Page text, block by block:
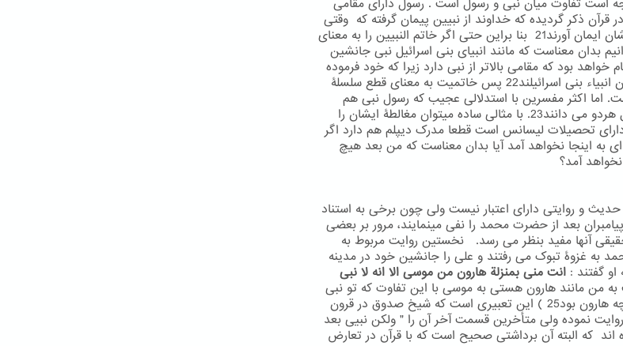
است تفاوت میان نبی و رسول است . رسول دارای مقامی
قرآن ذکر گردیده که خداوند از نبیین پیمان گرفته که وقتی
رسولان ظاهر شدند به ایشان ایمان آورند21 بنا براین حتی اگر خاتم النبیین را به معنای
بدان معناست که مانند انبیای بنی اسرائیل نبی جانشین
خواهد بود که مقامی بالاتر از نبی دارد زیرا که خود فرموده
اند علماء امت من همچون انبیاء بنی اسرائیلند22 پس خاتمیت به معنای قطع سلسلۀ
اما اکثر مفسرین با استدلالی عجیب که رسول نبی هم
هست این مفهوم را شامل هردو می دانند23. با مثالی ساده میتوان مغالطۀ ایشان را
تحصیلات لیسانس است قطعا مدرک دیپلم هم دارد اگر
به اینجا نخواهد آمد آیا بدان معناست که من بعد هیچ
آمد؟
و روایتی دارای اعتبار نیست ولی چون برخی به استناد
بعد از حضرت محمد را نفی مینمایند، مرور بر بعضی
آنها مفید بنظر می رسد. نخستین روایت مربوط به
به غزوۀ تبوک می رفتند و علی را جانشین خود در مدینه
او گفتند : انت منی بمنزلة هارون من موسی الا انه لا نبی
من مانند هارون هستی به موسی با این تفاوت که تو نبی
بعد از من نیستی ( چنانچه هارون بود25 ) این تعبیری است که شیخ صدوق در قرون
روایت نموده ولی متأخرین قسمت آخر آن را " ولکن نبیی بعد
که البته آن برداشتی صحیح است که با قرآن در تعارض